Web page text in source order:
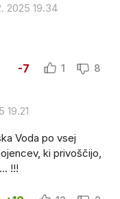
2025 19.34
-7 1 8
19.21
Voda po vsej
ki privoščijo,
!!!